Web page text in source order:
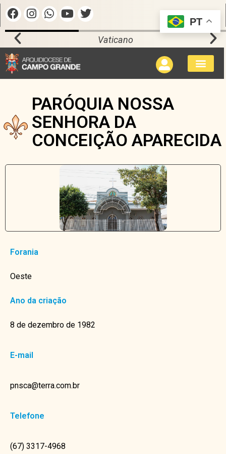
Vaticano
PARÓQUIA NOSSA
SENHORA DA
CONCEIÇÃO APARECIDA
Forania
Oeste
Ano da criação
8 de dezembro de 1982
E-mail
pnsca@terra.com.br
Telefone
(67) 3317-4968
PT